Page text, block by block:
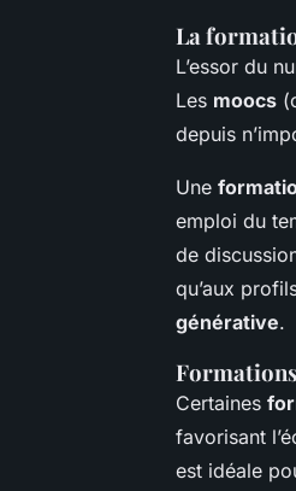
La
L’essor du
Les moocs
depuis
Une
emploi du
de
qu’aux
générative.
Certaines
favorisant
est idéale